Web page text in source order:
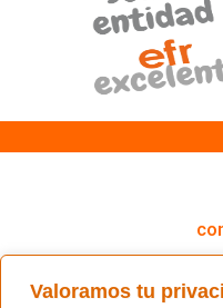
Valoramos tu
(+34) 91 766 98 56